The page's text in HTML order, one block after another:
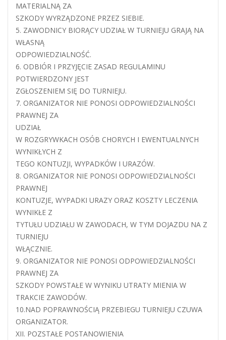
MATERIALNĄ ZA
SZKODY WYRZĄDZONE PRZEZ SIEBIE.
5. ZAWODNICY BIORĄCY UDZIAŁ W TURNIEJU GRAJĄ NA
WŁASNĄ
ODPOWIEDZIALNOŚĆ.
6. ODBIÓR I PRZYJĘCIE ZASAD REGULAMINU
POTWIERDZONY JEST
ZGŁOSZENIEM SIĘ DO TURNIEJU.
7. ORGANIZATOR NIE PONOSI ODPOWIEDZIALNOŚCI
PRAWNEJ ZA
UDZIAŁ
W ROZGRYWKACH OSÓB CHORYCH I EWENTUALNYCH
WYNIKŁYCH Z
TEGO KONTUZJI, WYPADKÓW I URAZÓW.
8. ORGANIZATOR NIE PONOSI ODPOWIEDZIALNOŚCI
PRAWNEJ
KONTUZJE, WYPADKI URAZY ORAZ KOSZTY LECZENIA
WYNIKŁE Z
TYTUŁU UDZIAŁU W ZAWODACH, W TYM DOJAZDU NA Z
TURNIEJU
WŁĄCZNIE.
9. ORGANIZATOR NIE PONOSI ODPOWIEDZIALNOŚCI
PRAWNEJ ZA
SZKODY POWSTAŁE W WYNIKU UTRATY MIENIA W
TRAKCIE ZAWODÓW.
10.NAD POPRAWNOŚCIĄ PRZEBIEGU TURNIEJU CZUWA
ORGANIZATOR.
XII. POZSTAŁE POSTANOWIENIA